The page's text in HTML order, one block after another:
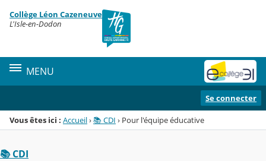
Menu de la rubrique
Contenu
Collège Léon Cazeneuve
L'Isle-en-Dodon
MENU
Se connecter
Vous êtes ici : Accueil›📚 CDI › Pour l'équipe éducative
📚 CDI